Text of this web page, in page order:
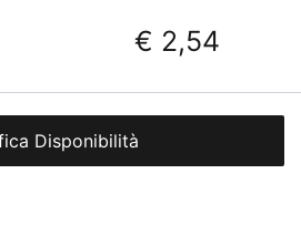
€ 2,54
Disponibilità